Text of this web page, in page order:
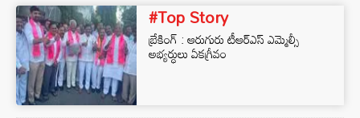
#Top Story
బ్రేకింగ్ : ఆరుగురు టీఆర్ఎస్ ఎమ్మెల్సీ
అభ్య‌ర్ధులు ఏకగ్రీవం